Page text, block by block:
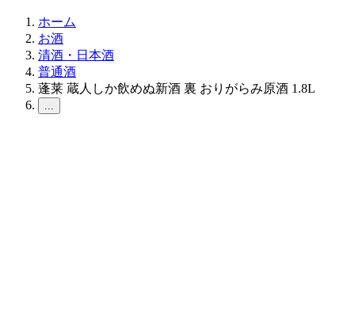
ホーム
お酒
清酒・日本酒
普通酒
蓬莱 蔵人しか飲めぬ新酒 裏 おりがらみ原酒 1.8L
...